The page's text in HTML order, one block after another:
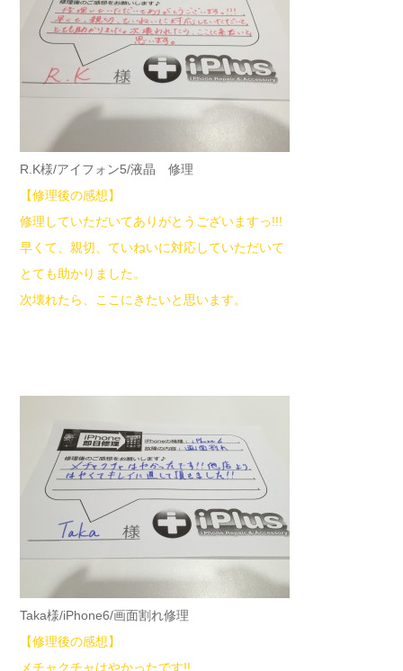
R.K様/アイフォン5/液晶 修理
【修理後の感想】
修理していただいてありがとうございますっ!!!
早くて、親切、ていねいに対応していただいて
とても助かりました。
次壊れたら、ここにきたいと思います。
Taka様/iPhone6/画面割れ修理
【修理後の感想】
メチャクチャはやかったです!!